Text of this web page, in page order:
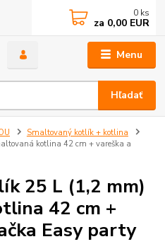
Menu
Hľadať
0 ks
za 0,00 EUR
Smaltovaný kotlík + kotlina
kotlina 42 cm + vareška a
25 L (1,2 mm)
42 cm +
Easy party